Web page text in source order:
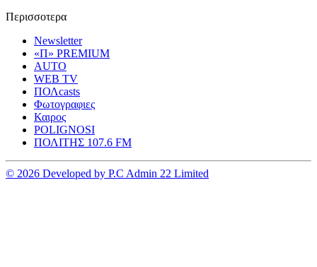
Περισσοτερα
Newsletter
«Π» PREMIUM
AUTO
WEB TV
ΠΟΛcasts
Φωτογραφιες
Καιρος
POLIGNOSI
ΠΟΛΙΤΗΣ 107.6 FM
© 2026 Developed by P.C Admin 22 Limited